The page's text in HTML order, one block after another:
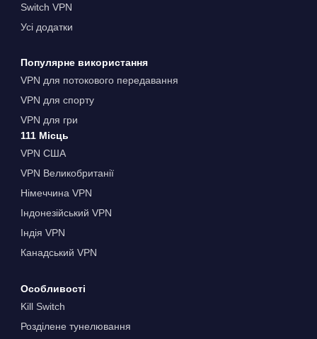
Switch VPN
Усі додатки
Популярне використання
VPN для потокового передавання
VPN для спорту
VPN для гри
111 Місць
VPN США
VPN Великобританії
Німеччина VPN
Індонезійський VPN
Індія VPN
Канадський VPN
Особливості
Kill Switch
Розділене тунелювання